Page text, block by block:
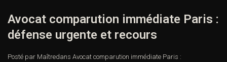
Avocat comparution immédiate Paris :
défense urgente et recours
Posté par Maîtredans Avocat comparution immédiate Paris :